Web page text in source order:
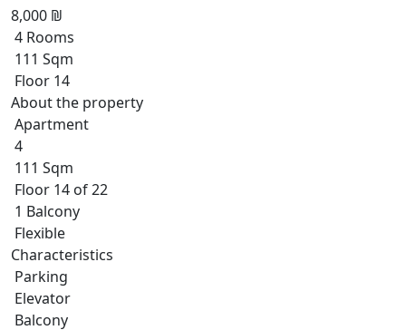
8,000 ₪
4 Rooms
111 Sqm
Floor 14
About the property
Apartment
4
111 Sqm
Floor 14 of 22
1 Balcony
Flexible
Characteristics
Parking
Elevator
Balcony